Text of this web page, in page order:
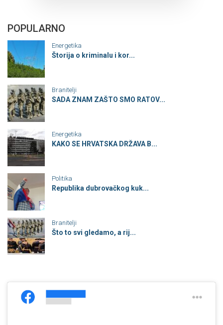
POPULARNO
Energetika
Štorija o kriminalu i kor...
Branitelji
SADA ZNAM ZAŠTO SMO RATOV...
Energetika
KAKO SE HRVATSKA DRŽAVA B...
Politika
Republika dubrovačkog kuk...
Branitelji
Što to svi gledamo, a rij...